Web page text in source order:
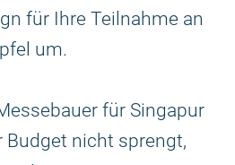
für Ihre Teilnahme an
um.
für Singapur
Budget nicht sprengt,